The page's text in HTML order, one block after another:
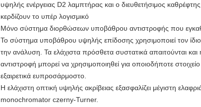
υψηλής ενέργειας D2 λαμπτήρας και ο διευθετήσιμος
κερδίζουν το υπέρ λογισμικό
Μόνο σύστημα διορθώσεων υποβάθρου αντιστροφής που
Το σύστημα υποβάθρου υψηλής επίδοσης χρησιμοποιεί τον
την ανάλυση. Τα ελάχιστα πρόσθετα συστατικά απαιτούνται
αντιστροφή μπορεί να χρησιμοποιηθεί για οποιοδήποτε
εξαιρετικά ευπροσάρμοστο.
Η ελάχιστη οπτική υψηλής ακρίβειας εξασφαλίζει μέγιστη
monochromator czerny-Turner.